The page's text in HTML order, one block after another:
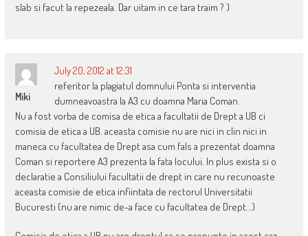
slab si facut la repezeala. Dar uitam in ce tara traim ? )
Miki
July 20, 2012 at 12:31
referitor la plagiatul domnului Ponta si interventia
dumneavoastra la A3 cu doamna Maria Coman.
Nu a fost vorba de comisa de etica a facultatii de Drept a UB ci
comisia de etica a UB. aceasta comisie nu are nici in clin nici in
maneca cu facultatea de Drept asa cum fals a prezentat doamna
Coman si reportere A3 prezenta la fata locului. In plus exista si o
declaratie a Consiliului facultatii de drept in care nu recunoaste
aceasta comisie de etica infiintata de rectorul Universitatii
Bucuresti (nu are nimic de-a face cu facultatea de Drept…)